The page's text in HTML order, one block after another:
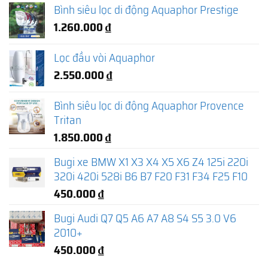
Bình siêu lọc di động Aquaphor Prestige
1.260.000₫
Lọc đầu vòi Aquaphor
2.550.000₫
Bình siêu lọc di động Aquaphor Provence
Tritan
1.850.000₫
Bugi xe BMW X1 X3 X4 X5 X6 Z4 125i 220i
320i 420i 528i B6 B7 F20 F31 F34 F25 F10
450.000₫
Bugi Audi Q7 Q5 A6 A7 A8 S4 S5 3.0 V6
2010+
450.000₫